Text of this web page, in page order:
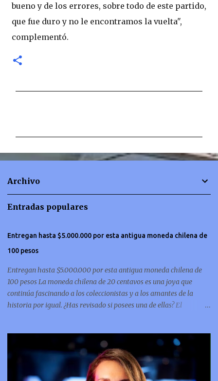
bueno y de los errores, sobre todo de este partido,
que fue duro y no le encontramos la vuelta",
complementó.
n
Archivo
Entradas populares
Entregan hasta $5.000.000 por esta antigua moneda chilena de
100 pesos
Entregan hasta $5.000.000 por esta antigua moneda chilena de
100 pesos La moneda chilena de 20 centavos es una joya que
continúa fascinando a los coleccionistas y a los amantes de la
historia por igual. ¿Has revisado si posees una de ellas? El
ha convertido en una de las más buscadas por cazadores de
tesoros de todo el mundo. Esta pieza, debido a su rareza y la
demanda en el mercado numismático, ha alcanzado un valor
sorprendente de hasta $5,000,000. Esta moneda es parte del